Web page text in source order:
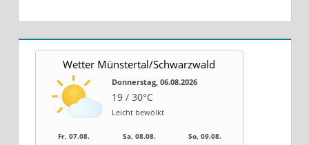
Wetter Münstertal/Schwarzwald
Donnerstag, 06.08.2026
19 / 30°C
Leicht bewölkt
Fr, 07.08. Sa, 08.08. So, 09.08.